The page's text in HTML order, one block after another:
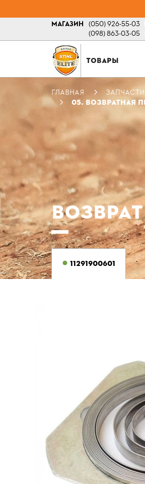
МАГАЗИН (050) 926-55-03
(098) 863-03-05
ТОВАРЫ
ГЛАВНАЯ ЗАПЧАСТИ
05. ВОЗВРАТНАЯ
11291900601